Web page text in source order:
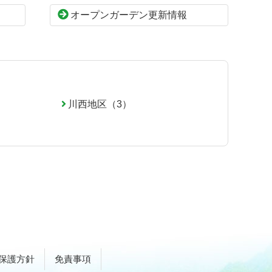
オープンガーデン更新情報
川西地区（3）
護方針 免責事項